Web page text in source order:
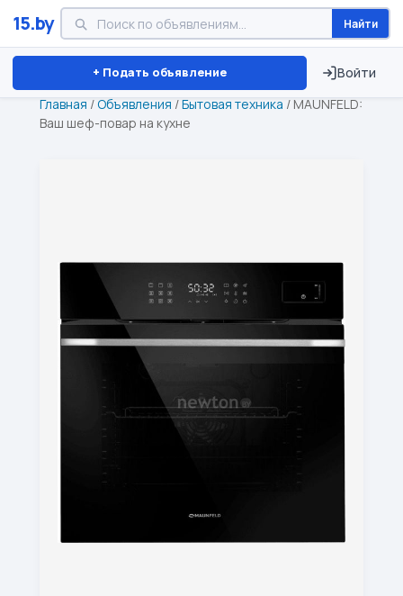
15.by Найти
+ Подать объявление Войти
Минск Витебск Брест ⏱ ТОЛЬКО 15 ДНЕЙ
Главная /Объявления /Бытовая техника / MAUNFELD:
Ваш шеф-повар на кухне